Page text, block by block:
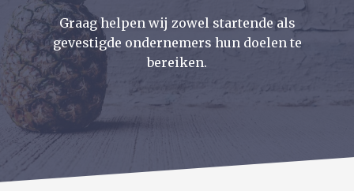
Graag helpen wij zowel startende als
gevestigde ondernemers hun doelen te
bereiken.